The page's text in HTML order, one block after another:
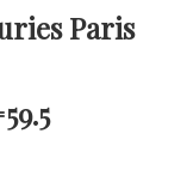
Paris